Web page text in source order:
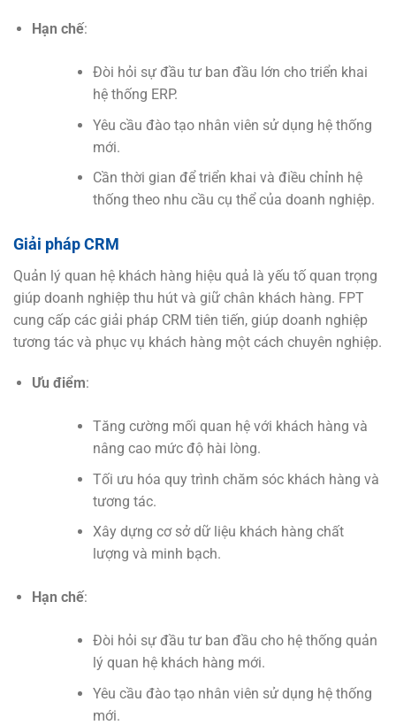
Hạn chế:
Đòi hỏi sự đầu tư ban đầu lớn cho triển khai
hệ thống ERP.
Yêu cầu đào tạo nhân viên sử dụng hệ thống
mới.
Cần thời gian để triển khai và điều chỉnh hệ
thống theo nhu cầu cụ thể của doanh nghiệp.
Giải pháp CRM
Quản lý quan hệ khách hàng hiệu quả là yếu tố quan trọng
giúp doanh nghiệp thu hút và giữ chân khách hàng. FPT
cung cấp các giải pháp CRM tiên tiến, giúp doanh nghiệp
tương tác và phục vụ khách hàng một cách chuyên nghiệp.
Ưu điểm:
Tăng cường mối quan hệ với khách hàng và
nâng cao mức độ hài lòng.
Tối ưu hóa quy trình chăm sóc khách hàng và
tương tác.
Xây dựng cơ sở dữ liệu khách hàng chất
lượng và minh bạch.
Hạn chế:
Đòi hỏi sự đầu tư ban đầu cho hệ thống quản
lý quan hệ khách hàng mới.
Yêu cầu đào tạo nhân viên sử dụng hệ thống
mới.